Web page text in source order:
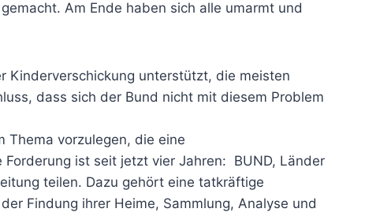
Am Ende haben sich alle umarmt und
Kinderverschickung unterstützt, die meisten
dass sich der Bund nicht mit diesem Problem
Thema vorzulegen, die eine
ist seit jetzt vier Jahren: BUND, Länder
teilen. Dazu gehört eine tatkräftige
Findung ihrer Heime, Sammlung, Analyse und